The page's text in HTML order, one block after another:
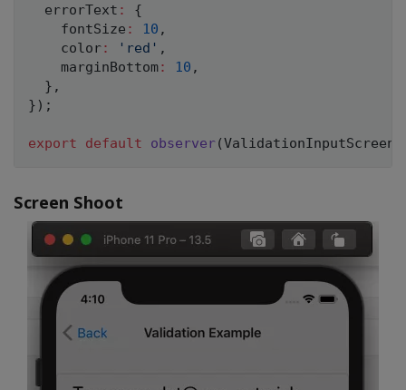
  errorText
:
{
    fontSize
: 10 ,
    color
: 'red' ,
    marginBottom
: 10 ,
} ,
} ) ;
export default observer(ValidationInputScreen
Screen Shoot